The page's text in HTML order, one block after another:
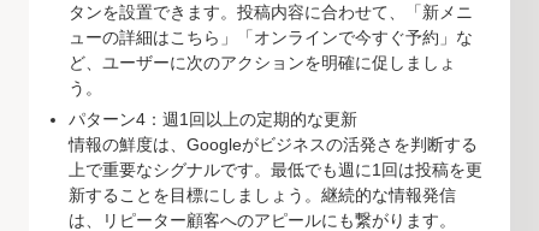
タンを設置できます。投稿内容に合わせて、「新メニ
ューの詳細はこちら」「オンラインで今すぐ予約」な
ど、ユーザーに次のアクションを明確に促しましょ
う。
パターン4：週1回以上の定期的な更新
情報の鮮度は、Googleがビジネスの活発さを判断する
上で重要なシグナルです。最低でも週に1回は投稿を更
新することを目標にしましょう。継続的な情報発信
は、リピーター顧客へのアピールにも繋がります。